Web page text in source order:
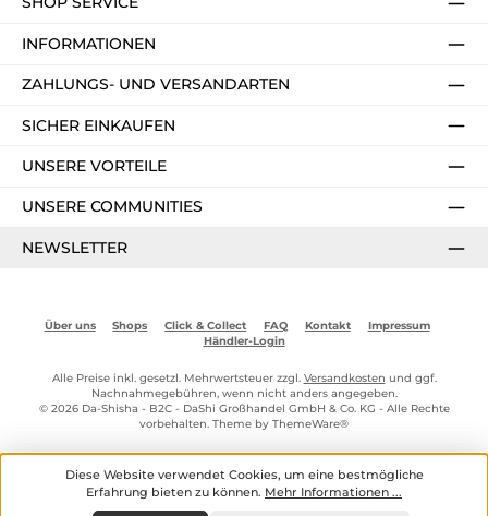
INFORMATIONEN
ZAHLUNGS- UND VERSANDARTEN
SICHER EINKAUFEN
UNSERE VORTEILE
UNSERE COMMUNITIES
NEWSLETTER
Über uns Shops Click & Collect FAQ Kontakt
Impressum
Händler-Login
Alle Preise inkl. gesetzl. Mehrwertsteuer zzgl. Versandkosten und ggf.
Nachnahmegebühren, wenn nicht anders angegeben.
© 2026 Da-Shisha - B2C - DaShi Großhandel GmbH & Co. KG - Alle Rechte
vorbehalten. Theme by ThemeWare®
Diese Website verwendet Cookies, um eine bestmögliche
Erfahrung bieten zu können. Mehr Informationen ...